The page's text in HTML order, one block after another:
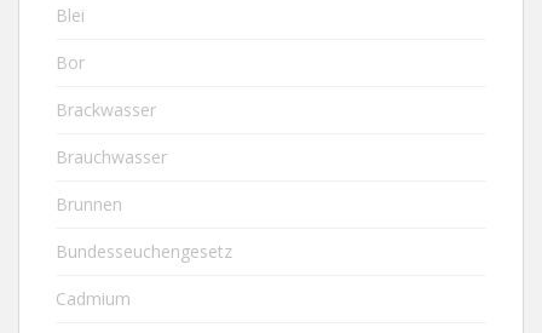
Blei
Bor
Brackwasser
Brauchwasser
Brunnen
Bundesseuchengesetz
Cadmium